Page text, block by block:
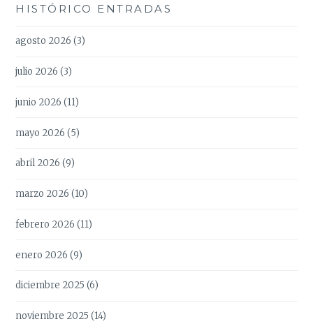
HISTÓRICO ENTRADAS
agosto 2026 (3)
julio 2026 (3)
junio 2026 (11)
mayo 2026 (5)
abril 2026 (9)
marzo 2026 (10)
febrero 2026 (11)
enero 2026 (9)
diciembre 2025 (6)
noviembre 2025 (14)